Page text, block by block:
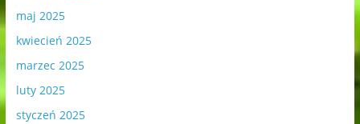
maj 2025
kwiecień 2025
marzec 2025
luty 2025
styczeń 2025